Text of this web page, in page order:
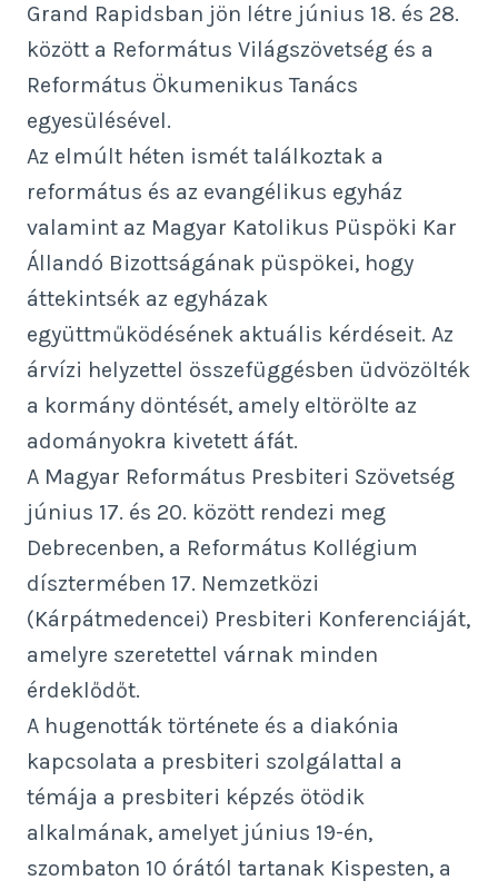
Grand Rapidsban jön létre június 18. és 28.
között a Református Világszövetség és a
Református Ökumenikus Tanács
egyesülésével.
Az elmúlt héten ismét találkoztak a
református és az evangélikus egyház
valamint az Magyar Katolikus Püspöki Kar
Állandó Bizottságának püspökei, hogy
áttekintsék az egyházak
együttműködésének aktuális kérdéseit. Az
árvízi helyzettel összefüggésben üdvözölték
a kormány döntését, amely eltörölte az
adományokra kivetett áfát.
A Magyar Református Presbiteri Szövetség
június 17. és 20. között rendezi meg
Debrecenben, a Református Kollégium
dísztermében 17. Nemzetközi
(Kárpátmedencei) Presbiteri Konferenciáját,
amelyre szeretettel várnak minden
érdeklődőt.
A hugenották története és a diakónia
kapcsolata a presbiteri szolgálattal a
témája a presbiteri képzés ötödik
alkalmának, amelyet június 19-én,
szombaton 10 órától tartanak Kispesten, a